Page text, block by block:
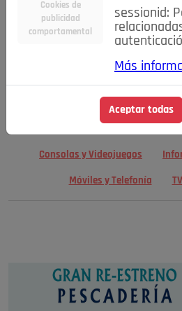
Niños y Bebés Inmobiliaria
Moda
Motor y Accesorios
Cine, Libros y Música
Consolas y Videojuegos
Móviles y Telefonía
Cookies de
publicidad
comportamental
sessionid:
Más
Aceptar todas